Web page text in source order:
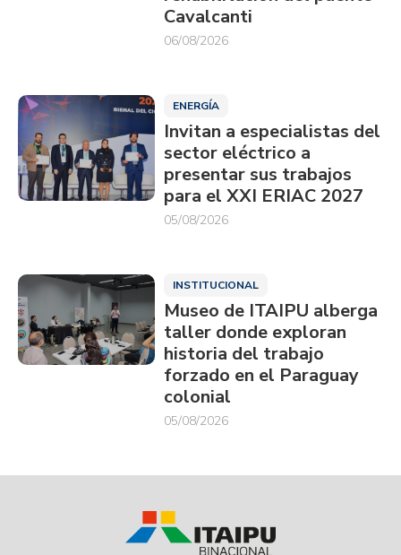
Cavalcanti
06/08/2026
ENERGÍA
Invitan a especialistas del
sector eléctrico a
presentar sus trabajos
para el XXI ERIAC 2027
05/08/2026
INSTITUCIONAL
Museo de ITAIPU alberga
taller donde exploran
historia del trabajo
forzado en el Paraguay
colonial
05/08/2026